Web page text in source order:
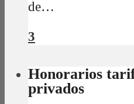
de…
3
Honorarios
privados